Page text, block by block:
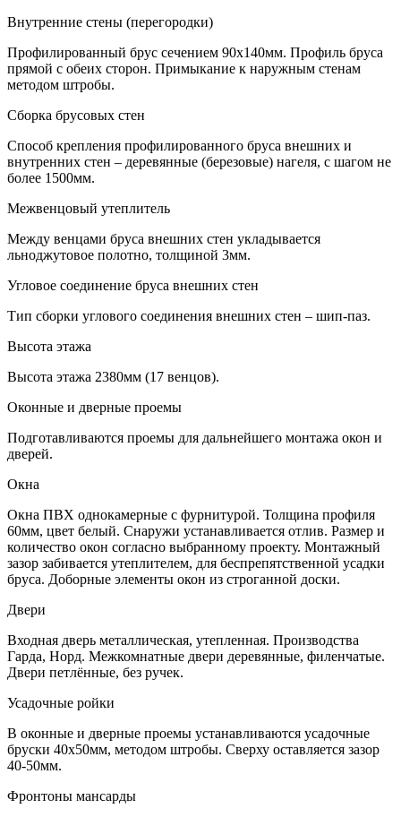
Внутренние стены (перегородки)
Профилированный брус сечением 90х140мм. Профиль бруса
прямой с обеих сторон. Примыкание к наружным стенам
методом штробы.
Сборка брусовых стен
Способ крепления профилированного бруса внешних и
внутренних стен – деревянные (березовые) нагеля, с шагом не
более 1500мм.
Межвенцовый утеплитель
Между венцами бруса внешних стен укладывается
льноджутовое полотно, толщиной 3мм.
Угловое соединение бруса внешних стен
Тип сборки углового соединения внешних стен – шип-паз.
Высота этажа
Высота этажа 2380мм (17 венцов).
Оконные и дверные проемы
Подготавливаются проемы для дальнейшего монтажа окон и
дверей.
Окна
Окна ПВХ однокамерные с фурнитурой. Толщина профиля
60мм, цвет белый. Снаружи устанавливается отлив. Размер и
количество окон согласно выбранному проекту. Монтажный
зазор забивается утеплителем, для беспрепятственной усадки
бруса. Доборные элементы окон из строганной доски.
Двери
Входная дверь металлическая, утепленная. Производства
Гарда, Норд. Межкомнатные двери деревянные, филенчатые.
Двери петлённые, без ручек.
Усадочные ройки
В оконные и дверные проемы устанавливаются усадочные
бруски 40х50мм, методом штробы. Сверху оставляется зазор
40-50мм.
Фронтоны мансарды